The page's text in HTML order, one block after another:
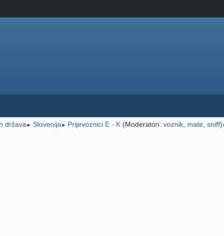
država ► Slovenija ► Prijevoznici E - K (Moderatori: voznik mate sniff)